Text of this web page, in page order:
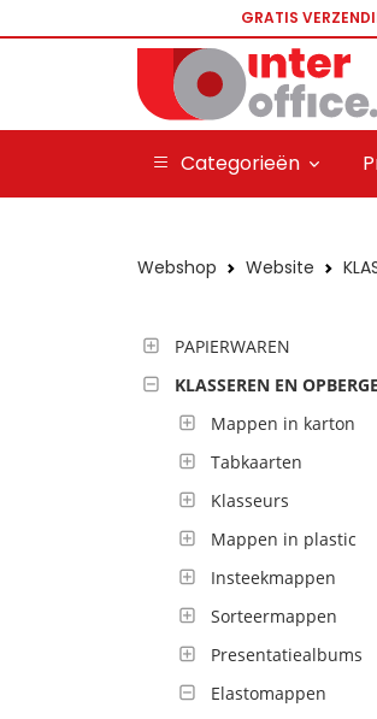
GRATIS
Categorieën
Webshop Website
PAPIERWAREN
KLASSEREN EN
Mappen in karton
Tabkaarten
Klasseurs
Mappen in plastic
Insteekmappen
Sorteermappen
Presentatiealbums
Elastomappen